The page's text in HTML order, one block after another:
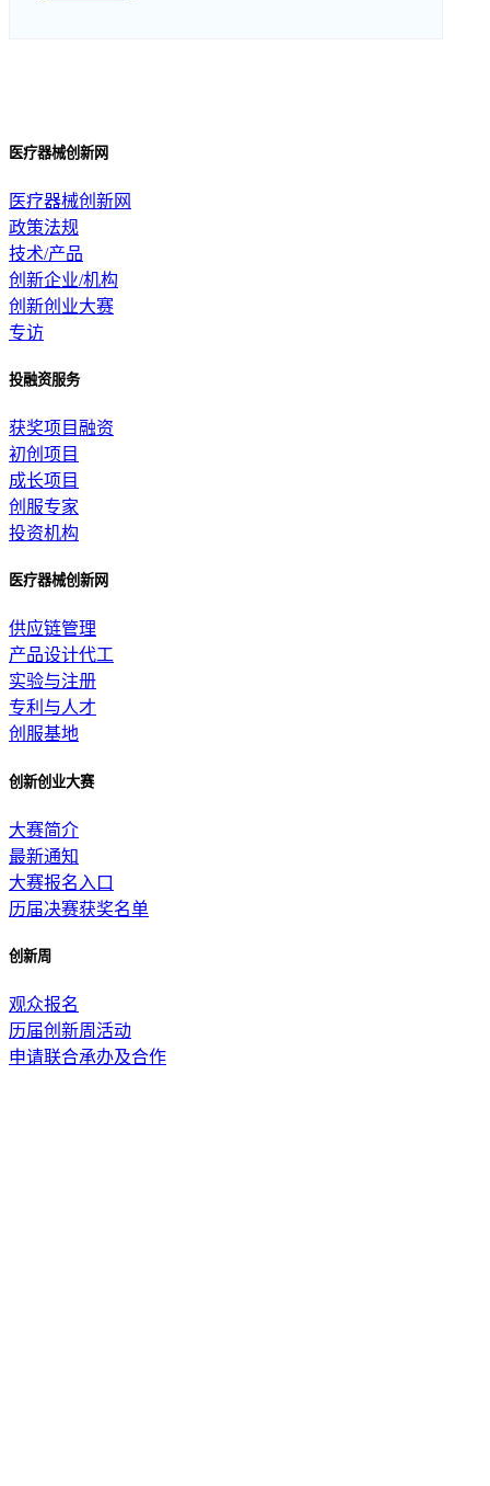
医疗器械创新网
医疗器械创新网
政策法规
技术/产品
创新企业/机构
创新创业大赛
专访
投融资服务
获奖项目融资
初创项目
成长项目
创服专家
投资机构
医疗器械创新网
供应链管理
产品设计代工
实验与注册
专利与人才
创服基地
创新创业大赛
大赛简介
最新通知
大赛报名入口
历届决赛获奖名单
创新周
观众报名
历届创新周活动
申请联合承办及合作